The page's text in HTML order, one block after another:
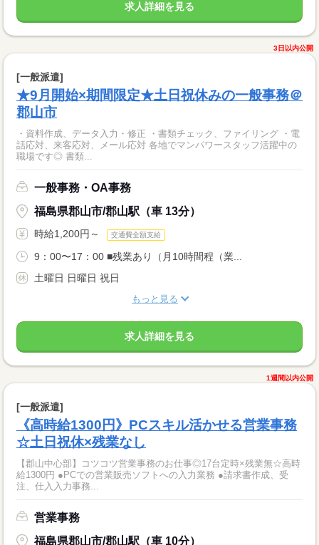
求人詳細を見る
3日以内公開
[一般派遣]
★9月開始×期間限定★土日祝休みの一般事務＠
郡山市
・資料作成、データ入力・修正 ・書類チェック、ファイリング ・電
話応対、来客応対、メール応対 各地でマンパワースタッフ活躍中の
職場です◎ 書類...
一般事務・OA事務
福島県郡山市/郡山駅（車 13分）
時給1,200円～ 交通費全額支給
9：00〜17：00 ■残業あり（月10時間程（業...
土曜日 日曜日 祝日
もっと見る
求人詳細を見る
1週間以内公開
[一般派遣]
《高時給1300円》PCスキル活かせる営業事務
☆土日祝休×残業なし
【郡山中心部】コツコツ営業事務のお仕事◎17台定時×残業無☆高時
給1300円 ●PCでの営業販売ソフトへの入力業務 ●請求書作成、受
注、仕入入力事務...
営業事務
福島県郡山市/郡山駅（車 10分）